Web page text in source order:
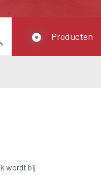
Producten
wordt bij